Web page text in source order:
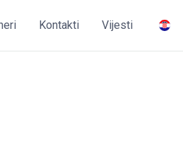
Kontakti Vijesti